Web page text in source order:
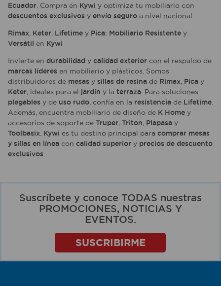
Ecuador . Compra en Kywi y optimiza tu mobiliario con
descuentos exclusivos y envío seguro a nivel nacional.
Rimax, Keter, Lifetime y Pica: Mobiliario Resistente y
Versátil en Kywi
Invierte en durabilidad y calidad exterior con el respaldo de
marcas líderes en mobiliario y plásticos. Somos
distribuidores de mesas y sillas de resina de Rimax, Pica y
Keter, ideales para el jardín y la terraza . Para soluciones
plegables y de uso rudo, confía en la resistencia de Lifetime
Además, encuentra mobiliario de diseño de K Home y
accesorios de soporte de Truper, Triton, Plapasa y
Toolbasix Kywi es tu destino principal para comprar mesas
y sillas en línea con calidad superior y precios de descuento
exclusivos
Suscríbete y conoce TODAS nuestras
PROMOCIONES, NOTICIAS Y
EVENTOS.
SUSCRIBIRME